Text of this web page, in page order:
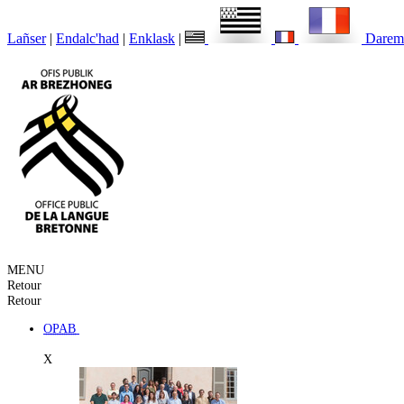
Lañser | Endalc'had | Enklask |
MENU
Retour
Retour
OPAB
X